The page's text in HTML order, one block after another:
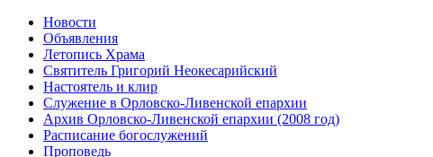
Новости
Объявления
Летопись Храма
Святитель Григорий Неокесарийский
Настоятель и клир
Служение в Орловско-Ливенской епархии
Архив Орловско-Ливенской епархии (2008 год)
Расписание богослужений
Проповедь